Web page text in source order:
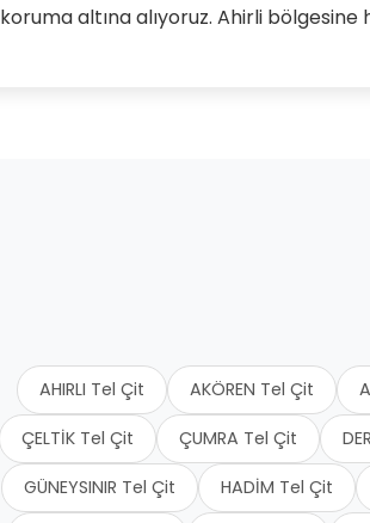
koruma altına alıyoruz. Ahirli bölgesine
AHIRLI Tel Çit AKÖREN Tel Çit
ÇELTİK Tel Çit ÇUMRA Tel Çit
GÜNEYSINIR Tel Çit HADİM Tel Çit